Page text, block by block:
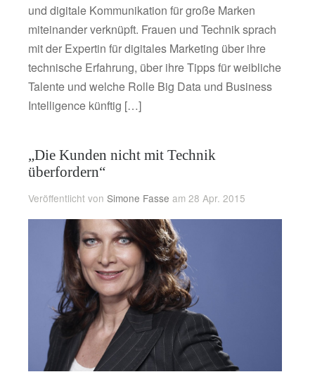
und digitale Kommunikation für große Marken
miteinander verknüpft. Frauen und Technik sprach
mit der Expertin für digitales Marketing über ihre
technische Erfahrung, über ihre Tipps für weibliche
Talente und welche Rolle Big Data und Business
Intelligence künftig […]
„Die Kunden nicht mit Technik
überfordern“
Veröffentlicht von Simone Fasse am 28 Apr. 2015